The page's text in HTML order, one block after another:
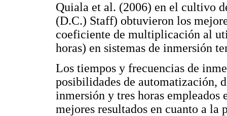
Quiala et al. (2006) en el cultivo
(D.C.) Staff) obtuvieron los
coeficiente de multiplicación al
horas) en sistemas de inmersión
Los tiempos y frecuencias de
posibilidades de automatización,
inmersión y tres horas empleados
mejores resultados en cuanto a